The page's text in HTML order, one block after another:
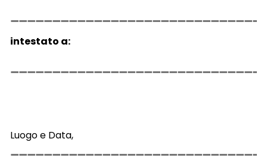
intestato a:
Luogo e Data,